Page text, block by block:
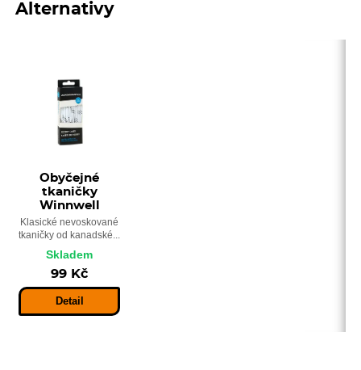
Alternativy
Obyčejné
tkaničky
Winnwell
Klasické nevoskované
tkaničky od kanadské...
Skladem
99 Kč
Detail